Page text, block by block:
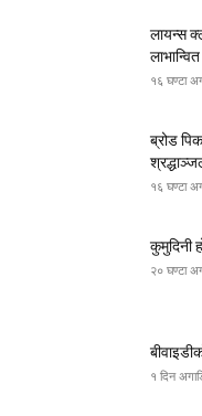
लायन्स
लाभान्वित
१६ घण्टा
ब्रोड
१६ घण्टा
कुमुदिनी
२० घण्टा
१ दिन